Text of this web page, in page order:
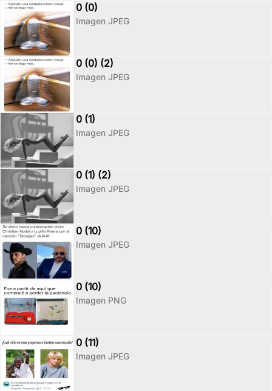
0 (0)
Imagen JPEG
0 (0) (2)
Imagen JPEG
0 (1)
Imagen JPEG
0 (1) (2)
Imagen JPEG
0 (10)
Imagen JPEG
0 (10)
Imagen PNG
0 (11)
Imagen JPEG